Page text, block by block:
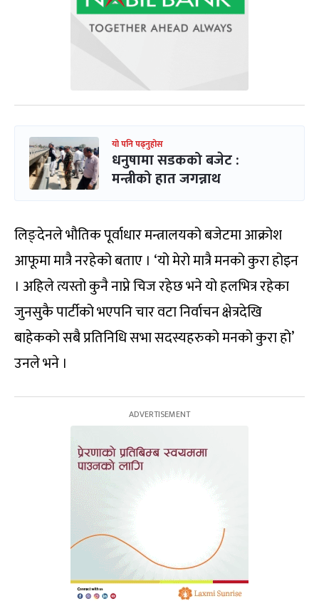
यो पनि पढ्नुहोस
धनुषामा सडकको बजेट :
मन्त्रीको हात जगन्नाथ
लिङ्देनले भौतिक पूर्वाधार मन्त्रालयको बजेटमा आक्रोश
आफूमा मात्रै नरहेको बताए । ‘यो मेरो मात्रै मनको कुरा होइन
। अहिले त्यस्तो कुनै नाप्ने चिज रहेछ भने यो हलभित्र रहेका
जुनसुकै पार्टीको भएपनि चार वटा निर्वाचन क्षेत्रदेखि
बाहेकको सबै प्रतिनिधि सभा सदस्यहरुको मनको कुरा हो’
उनले भने ।